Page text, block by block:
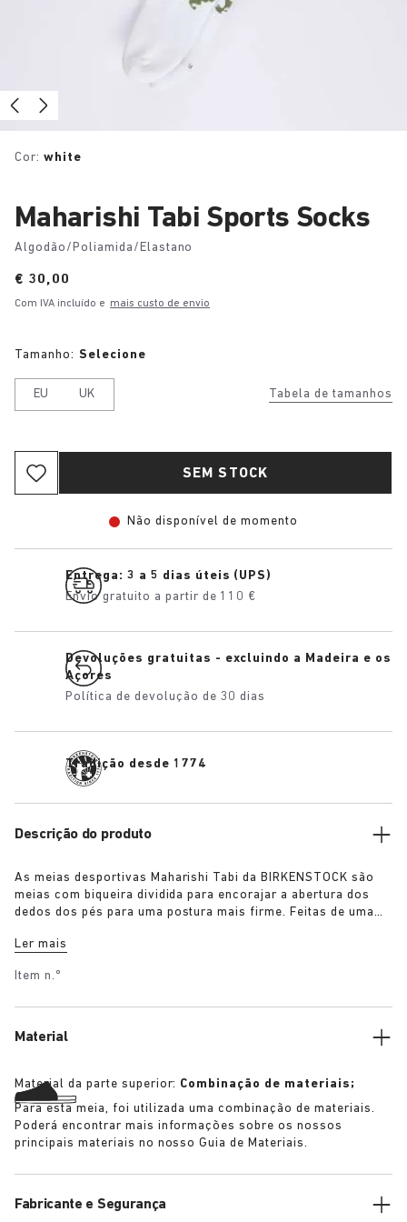
Cor: white
Maharishi Tabi Sports Socks
Algodão/Poliamida/Elastano
Price:
€ 30,00
Com IVA incluído e mais custo de envio
Tabela de tamanhos
Tamanho: Selecione
EU UK
SEM STOCK
Não disponível de momento
Entrega: 3 a 5 dias úteis (UPS)
Envio gratuito a partir de 110 €
Devoluções gratuitas - excluindo a Madeira e os
Açores
Política de devolução de 30 dias
Tradição desde 1774
Descrição do produto
As meias desportivas Maharishi Tabi da BIRKENSTOCK são
meias com biqueira dividida para encorajar a abertura dos
dedos dos pés para uma postura mais firme. Feitas de uma
dragão, estas meias são um acessório imprescindível para
Ler mais
Item n.º
Material
Material da parte superior: Combinação de materiais;
Para esta meia, foi utilizada uma combinação de materiais.
Poderá encontrar mais informações sobre os nossos
principais materiais no nosso Guia de Materiais.
Fabricante e Segurança